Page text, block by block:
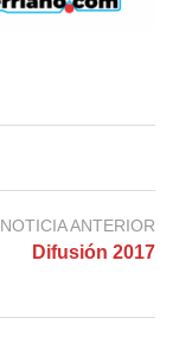
NOTICIA ANTERIOR
Difusión 2017